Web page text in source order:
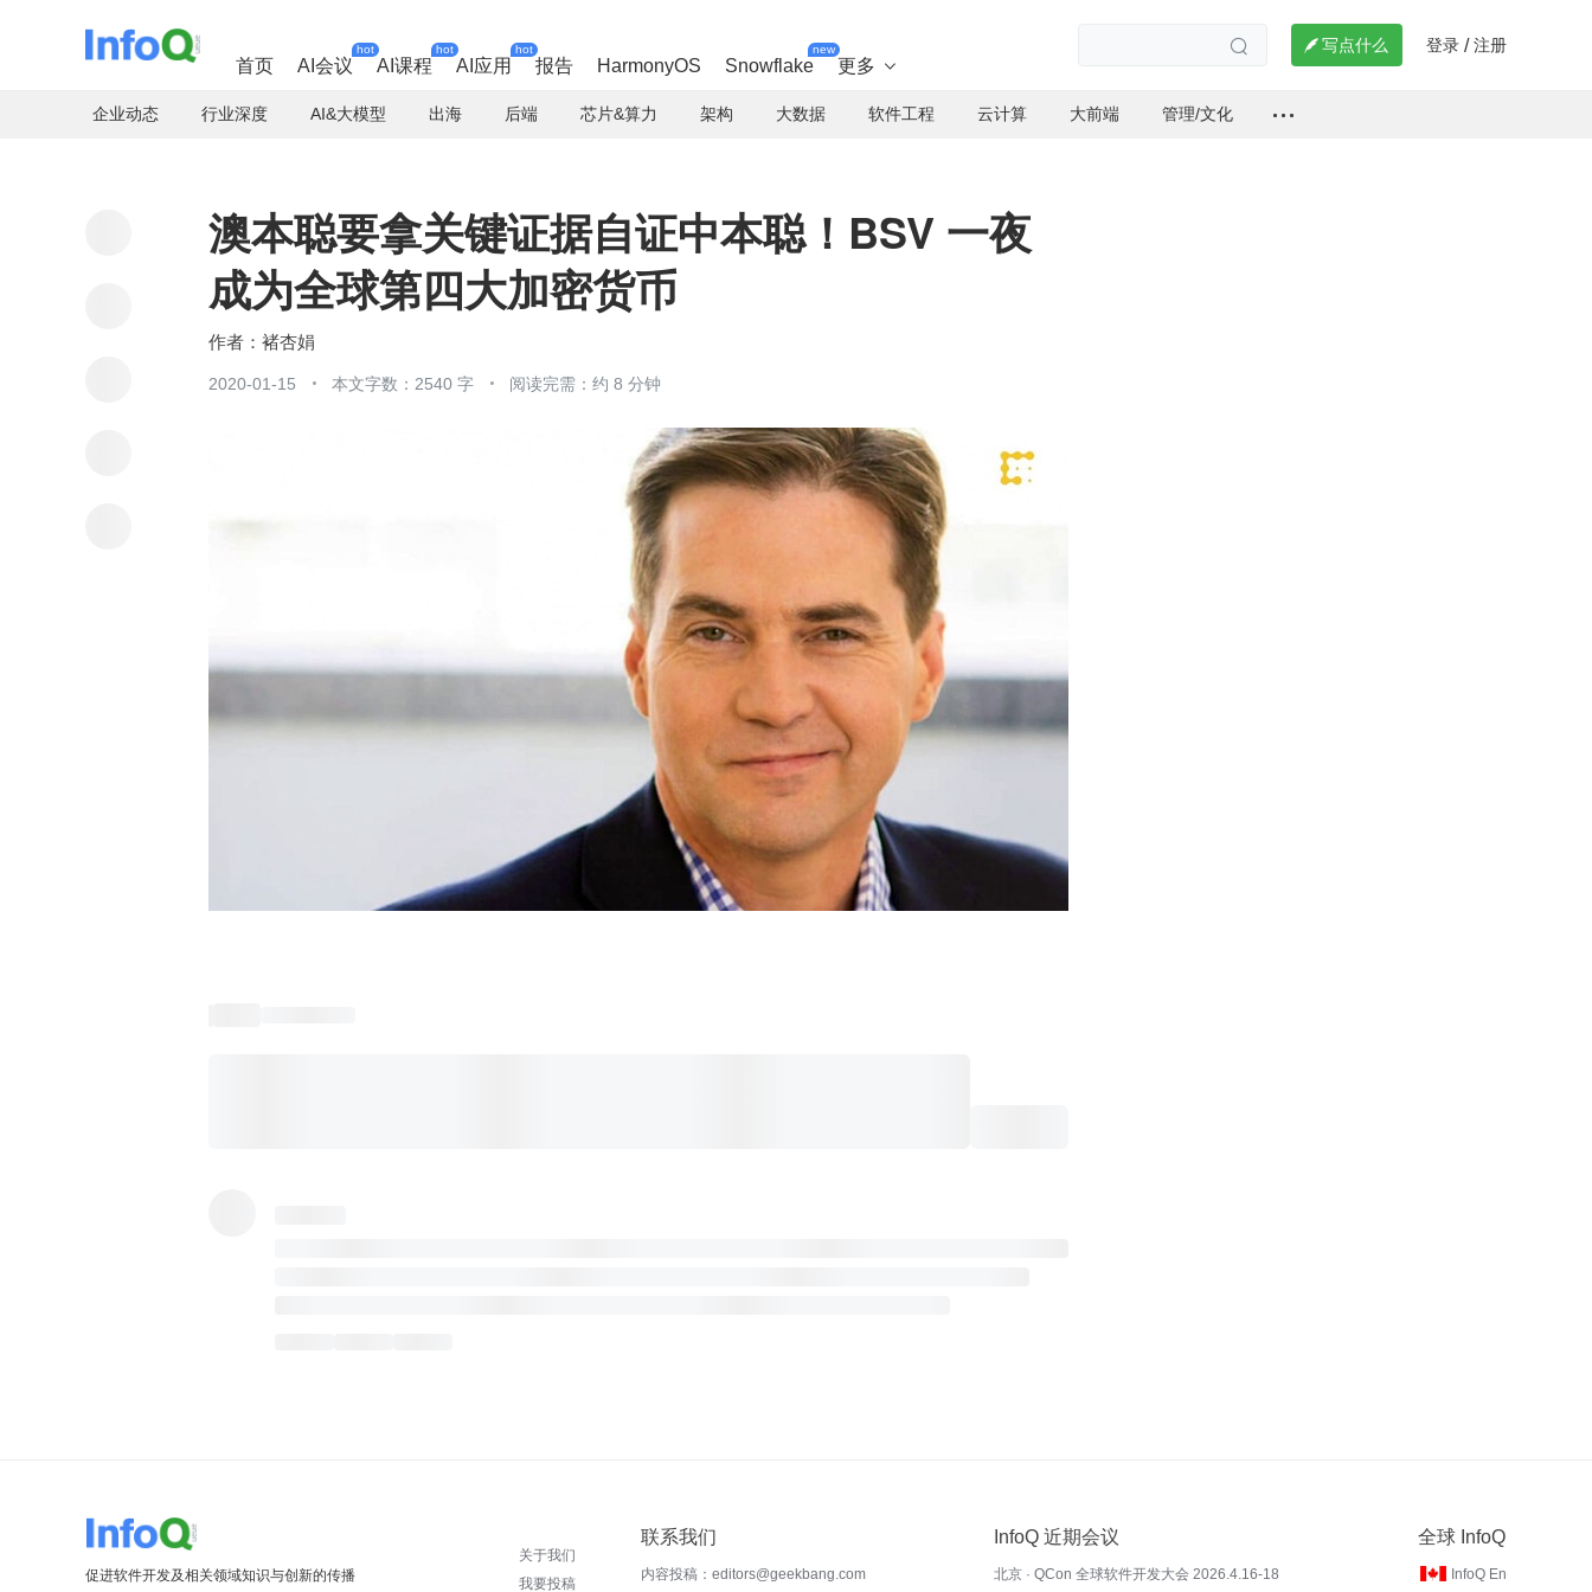
首页 AI会议
hot
AI课程
hot
AI应用
hot
报告 HarmonyOS Snowflake
new
更多 
  写点什么 登录 / 注册
企业动态 行业深度 AI&大模型 出海 后端 芯片&算力 架构 大数据 软件工程 云计算 大前端 管理/文化
澳本聪要拿关键证据自证中本聪！BSV 一夜
成为全球第四大加密货币
褚杏娟
2020-01-15 本文字数：2540 字 阅读完需：约 8 分钟
促进软件开发及相关领域知识与创新的传播
关于我们
我要投稿
联系我们
内容投稿：editors@geekbang.com
InfoQ 近期会议
北京 · QCon 全球软件开发大会 2026.4.16-18
全球 InfoQ
InfoQ En